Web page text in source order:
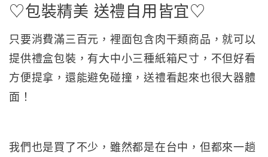
♡包裝精美 送禮自用皆宜♡
只要消費滿三百元，裡面包含肉干類商品，就可以
提供禮盒包裝，有大中小三種紙箱尺寸，不但好看
方便提拿，還能避免碰撞，送禮看起來也很大器體
面！
我們也是買了不少，雖然都是在台中，但都來一趟